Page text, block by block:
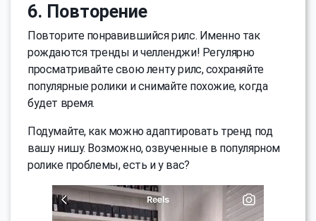
6. Повторение
Повторите понравившийся рилс. Именно так
рождаются тренды и челленджи! Регулярно
просматривайте свою ленту рилс, сохраняйте
популярные ролики и снимайте похожие, когда
будет время.
Подумайте, как можно адаптировать тренд под
вашу нишу. Возможно, озвученные в популярном
ролике проблемы, есть и у вас?